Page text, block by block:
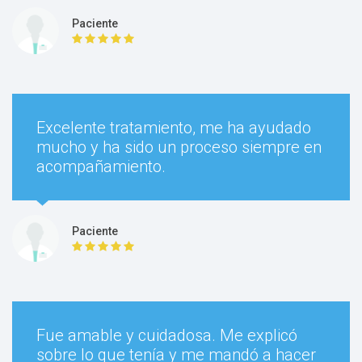
Paciente
Excelente tratamiento, me ha ayudado
mucho y ha sido un proceso siempre en
acompañamiento.
Paciente
Fue amable y cuidadosa. Me explicó
sobre lo que tenía y me mandó a hacer